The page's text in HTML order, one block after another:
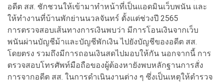
อดีต สส. ชักชวนให้เข้ามาทำหน้าที่เป็นแอดมินเว็บพนัน และ
ให้ทำงานที่บ้านพักย่านนวลจันทร์ ตั้งแต่ช่วงปี 2565
การตรวจสอบเส้นทางการเงินพบว่า มีการโอนเงินจากเว็บ
พนันผ่านบัญชีม้าและบัญชีพักเงิน ไปยังบัญชีของอดีต สส.
โดยตรง รวมถึงมีการถอนเงินสดไปมอบให้กัน นอกจากนี้ การ
ตรวจสอบโทรศัพท์มือถือของผู้ต้องหายังพบหลักฐานการสั่ง
การจากอดีต สส. ในการดำเนินงานต่าง ๆ ซึ่งเป็นเหตุให้ตำรวจ